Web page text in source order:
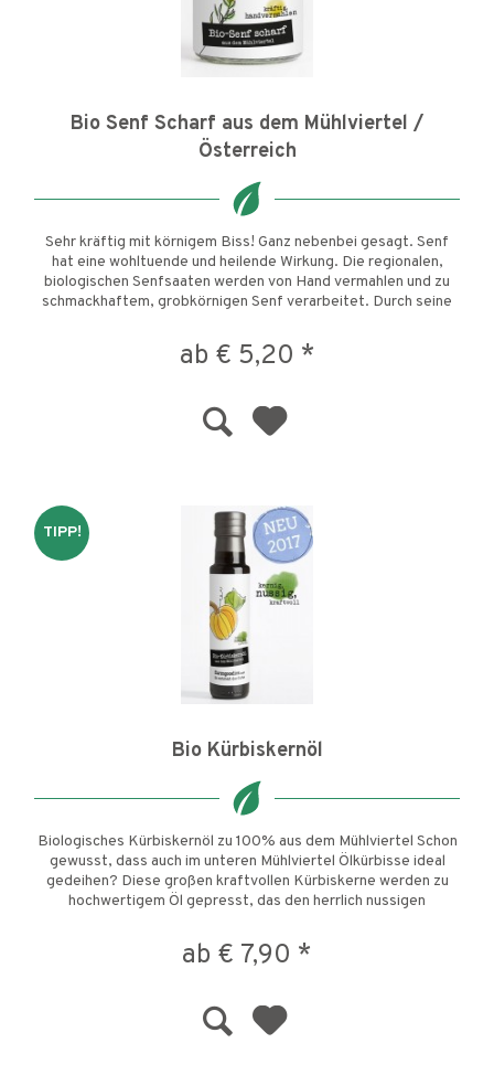
Bio Senf Scharf aus dem Mühlviertel /
Österreich
Sehr kräftig mit körnigem Biss! Ganz nebenbei gesagt. Senf
hat eine wohltuende und heilende Wirkung. Die regionalen,
biologischen Senfsaaten werden von Hand vermahlen und zu
schmackhaftem, grobkörnigen Senf verarbeitet. Durch seine
ab € 5,20 *
TIPP!
Bio Kürbiskernöl
Biologisches Kürbiskernöl zu 100% aus dem Mühlviertel Schon
gewusst, dass auch im unteren Mühlviertel Ölkürbisse ideal
gedeihen? Diese großen kraftvollen Kürbiskerne werden zu
hochwertigem Öl gepresst, das den herrlich nussigen
ab € 7,90 *